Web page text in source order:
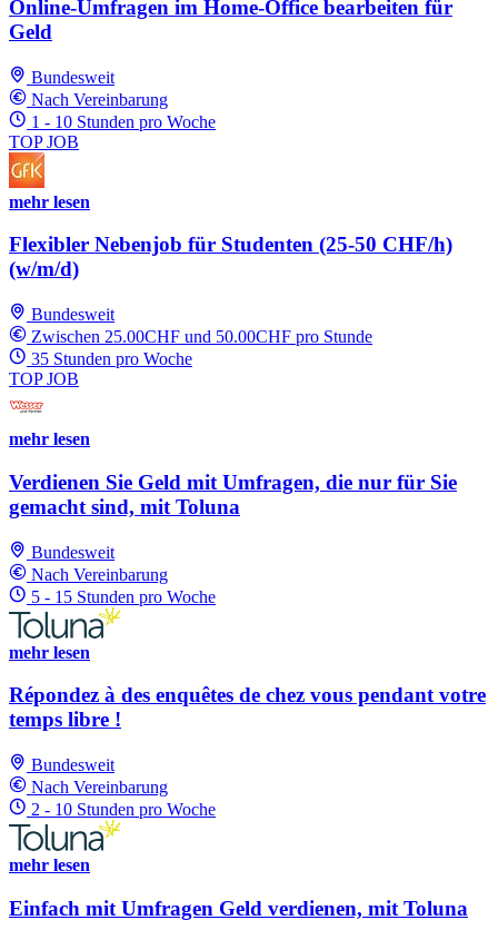
Online-Umfragen im Home-Office bearbeiten für
Geld
Bundesweit
Nach Vereinbarung
1 - 10 Stunden pro Woche
TOP JOB
mehr lesen
Flexibler Nebenjob für Studenten (25-50 CHF/h)
(w/m/d)
Bundesweit
Zwischen 25.00CHF und 50.00CHF pro Stunde
35 Stunden pro Woche
TOP JOB
mehr lesen
Verdienen Sie Geld mit Umfragen, die nur für Sie
gemacht sind, mit Toluna
Bundesweit
Nach Vereinbarung
5 - 15 Stunden pro Woche
mehr lesen
Répondez à des enquêtes de chez vous pendant votre
temps libre !
Bundesweit
Nach Vereinbarung
2 - 10 Stunden pro Woche
mehr lesen
Einfach mit Umfragen Geld verdienen, mit Toluna